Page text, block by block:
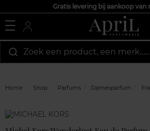
Gratis levering bij aankoop van
Zoek een product, een merk…...
Home Shop Parfums Damesparfum
Marque